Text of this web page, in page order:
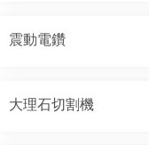
震動電鑽
大理石切割機